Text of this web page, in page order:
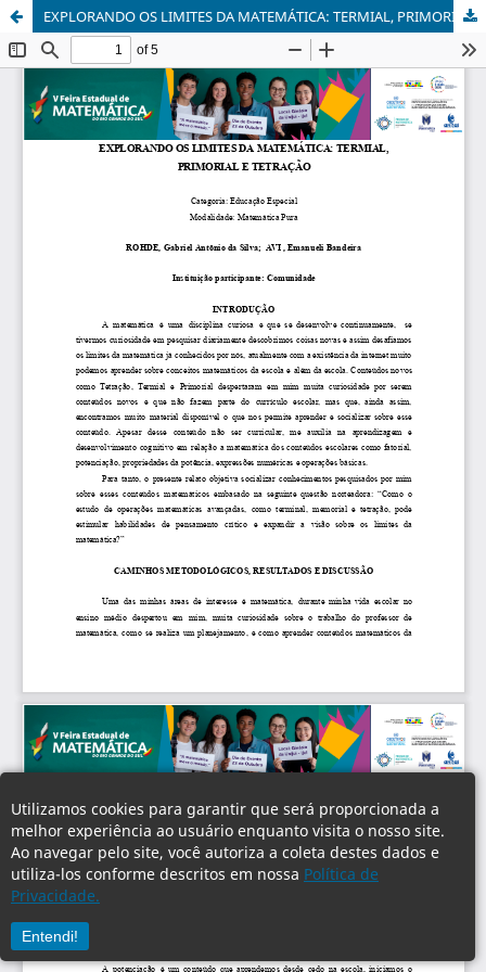
Utilizamos cookies para garantir que será proporcionada a
melhor experiência ao usuário enquanto visita o nosso site.
Ao navegar pelo site, você autoriza a coleta destes dados e
utiliza-los conforme descritos em nossa Política de
Privacidade.
Entendi!
EXPLORANDO OS LIMITES DA MATEMÁTICA: TERMIAL, PRIMORIAL E TETRAÇÃO